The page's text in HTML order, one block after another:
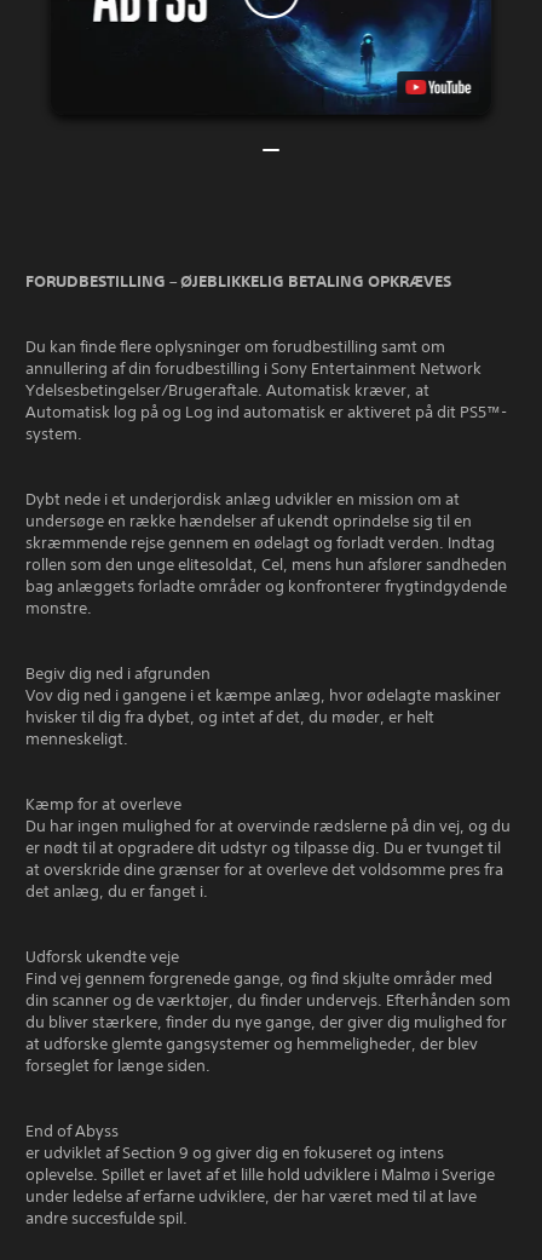
FORUDBESTILLING – ØJEBLIKKELIG BETALING OPKRÆVES
Du kan finde flere oplysninger om forudbestilling samt om
annullering af din forudbestilling i Sony Entertainment Network
Ydelsesbetingelser/Brugeraftale. Automatisk kræver, at
Automatisk log på og Log ind automatisk er aktiveret på dit PS5™-
system.
Dybt nede i et underjordisk anlæg udvikler en mission om at
undersøge en række hændelser af ukendt oprindelse sig til en
skræmmende rejse gennem en ødelagt og forladt verden. Indtag
rollen som den unge elitesoldat, Cel, mens hun afslører sandheden
bag anlæggets forladte områder og konfronterer frygtindgydende
monstre.
Begiv dig ned i afgrunden
Vov dig ned i gangene i et kæmpe anlæg, hvor ødelagte maskiner
hvisker til dig fra dybet, og intet af det, du møder, er helt
menneskeligt.
Kæmp for at overleve
Du har ingen mulighed for at overvinde rædslerne på din vej, og du
er nødt til at opgradere dit udstyr og tilpasse dig. Du er tvunget til
at overskride dine grænser for at overleve det voldsomme pres fra
det anlæg, du er fanget i.
Udforsk ukendte veje
Find vej gennem forgrenede gange, og find skjulte områder med
din scanner og de værktøjer, du finder undervejs. Efterhånden som
du bliver stærkere, finder du nye gange, der giver dig mulighed for
at udforske glemte gangsystemer og hemmeligheder, der blev
forseglet for længe siden.
End of Abyss
er udviklet af Section 9 og giver dig en fokuseret og intens
oplevelse. Spillet er lavet af et lille hold udviklere i Malmø i Sverige
under ledelse af erfarne udviklere, der har været med til at lave
andre succesfulde spil.